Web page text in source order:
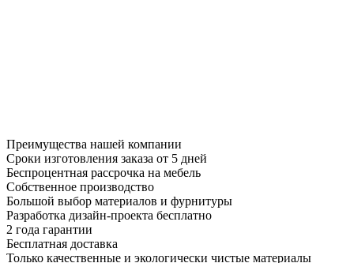
Преимущества нашей компании
Сроки изготовления заказа от 5 дней
Беспроцентная рассрочка на мебель
Собственное производство
Большой выбор материалов и фурнитуры
Разработка дизайн-проекта бесплатно
2 года гарантии
Бесплатная доставка
Только качественные и экологически чистые материалы